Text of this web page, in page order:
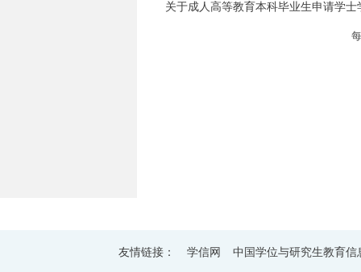
关于成人高等教育本科毕业生申请学
友情链接： 学信网 中国学位与研究生教育信